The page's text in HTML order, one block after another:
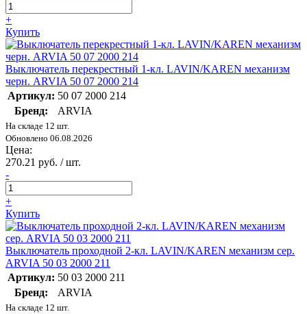
+
Купить
Выключатель перекрестный 1-кл. LAVIN/KAREN механизм
черн. ARVIA 50 07 2000 214
Артикул: 50 07 2000 214
Бренд:
ARVIA
На складе 12 шт.
Обновлено 06.08.2026
Цена:
270.21 руб. / шт.
-
+
Купить
Выключатель проходной 2-кл. LAVIN/KAREN механизм сер.
ARVIA 50 03 2000 211
Артикул: 50 03 2000 211
Бренд:
ARVIA
На складе 12 шт.